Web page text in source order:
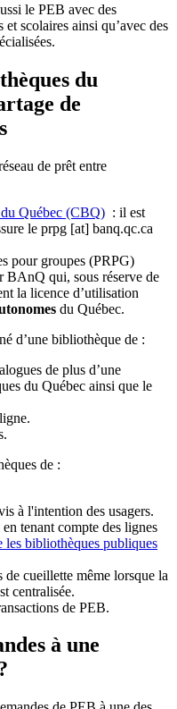
le PEB avec des
scolaires ainsi qu’avec des
du
de
de prêt entre
Québec (CBQ) : il est
le prpg [at] banq.qc.ca
pour groupes (PRPG)
BAnQ qui, sous réserve de
la licence d’utilisation
du Québec.
d’une bibliothèque de :
de plus d’une
du Québec ainsi que le
de :
à l'intention des usagers.
tenant compte des lignes
les bibliothèques publiques
cueillette même lorsque la
centralisée.
de PEB.
à une